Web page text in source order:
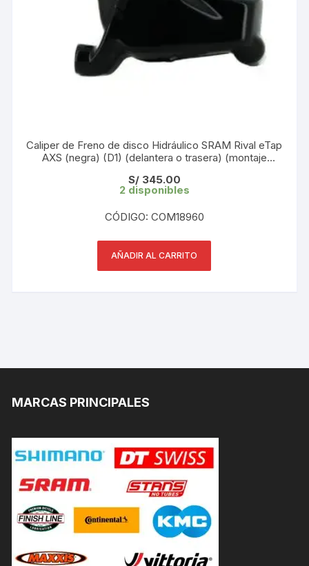
Caliper de Freno de disco Hidráulico SRAM Rival eTap
AXS (negra) (D1) (delantera o trasera) (montaje
S/345.00
2 disponibles
CÓDIGO: COM18960
AÑADIR AL CARRITO
MARCAS PRINCIPALES